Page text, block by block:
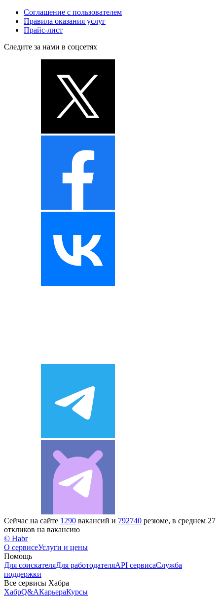
Соглашение с пользователем
Правила оказания услуг
Прайс-лист
Следите за нами в соцсетях
Сейчас на сайте 1290 вакансий и 792740 резюме, в среднем 27
откликов на вакансию
© Habr
О сервисеУслуги и цены
Помощь
Для соискателяДля работодателяAPI сервисаСлужба
поддержки
Все сервисы Хабра
ХабрQ&AКарьераКурсы